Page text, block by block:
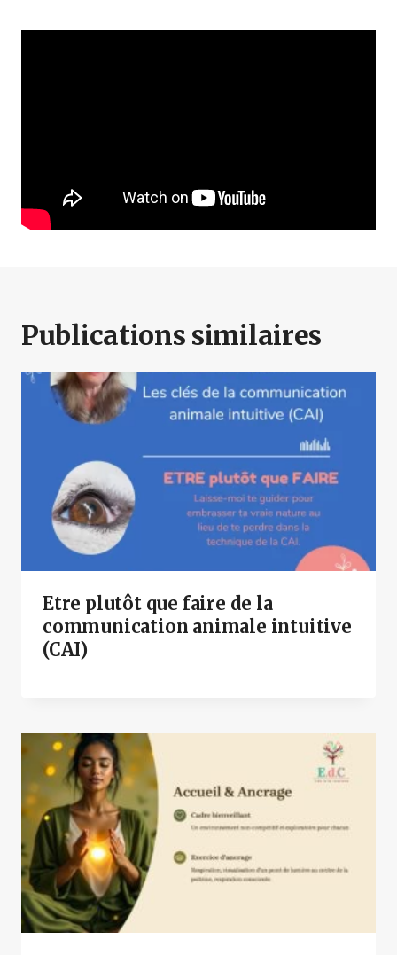
Publications similaires
Etre plutôt que faire de la
communication animale intuitive
(CAI)